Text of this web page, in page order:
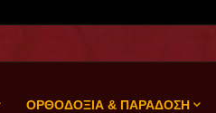
ΟΡΘΟΔΟΞΙΑ & ΠΑΡΑΔΟΣΗ